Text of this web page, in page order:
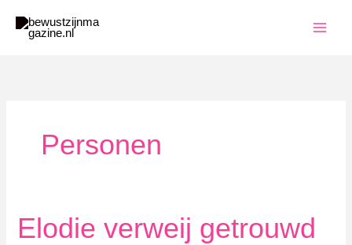
naar
Personen
Elodie verweij getrouwd